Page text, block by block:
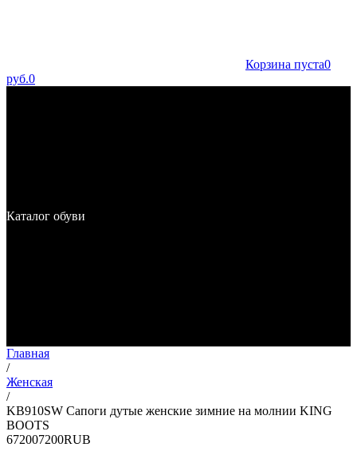
Корзина пуста0
руб.0
Каталог обуви
Главная
/
Женская
/
KB910SW Сапоги дутые женские зимние на молнии KING
BOOTS
672007200RUB